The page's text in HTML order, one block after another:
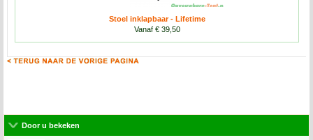
Stoel inklapbaar - Lifetime
Vanaf € 39,50
Door u bekeken